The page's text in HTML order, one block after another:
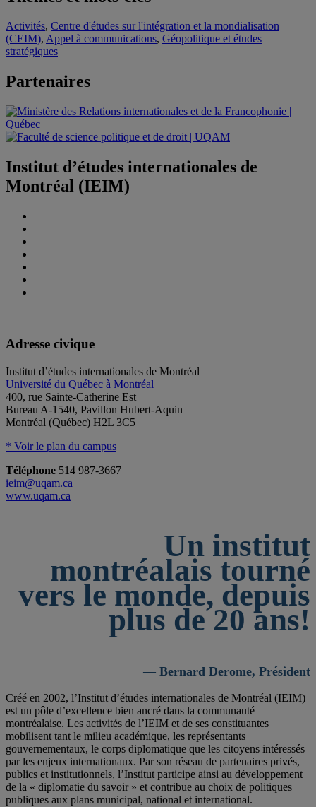
Activités, Centre d'études sur l'intégration et la mondialisation
(CEIM), Appel à communications, Géopolitique et études
stratégiques
Partenaires
Institut d’études internationales de
Montréal (IEIM)
Adresse civique
Institut d’études internationales de Montréal
Université du Québec à Montréal
400, rue Sainte-Catherine Est
Bureau A-1540, Pavillon Hubert-Aquin
Montréal (Québec) H2L 3C5
* Voir le plan du campus
Téléphone 514 987-3667
ieim@uqam.ca
www.uqam.ca
Un institut
montréalais tourné
vers le monde, depuis
plus de 20 ans!
— Bernard Derome, Président
Créé en 2002, l’Institut d’études internationales de Montréal (IEIM)
est un pôle d’excellence bien ancré dans la communauté
montréalaise. Les activités de l’IEIM et de ses constituantes
mobilisent tant le milieu académique, les représentants
gouvernementaux, le corps diplomatique que les citoyens intéressés
par les enjeux internationaux. Par son réseau de partenaires privés,
publics et institutionnels, l’Institut participe ainsi au développement
de la « diplomatie du savoir » et contribue au choix de politiques
publiques aux plans municipal, national et international.